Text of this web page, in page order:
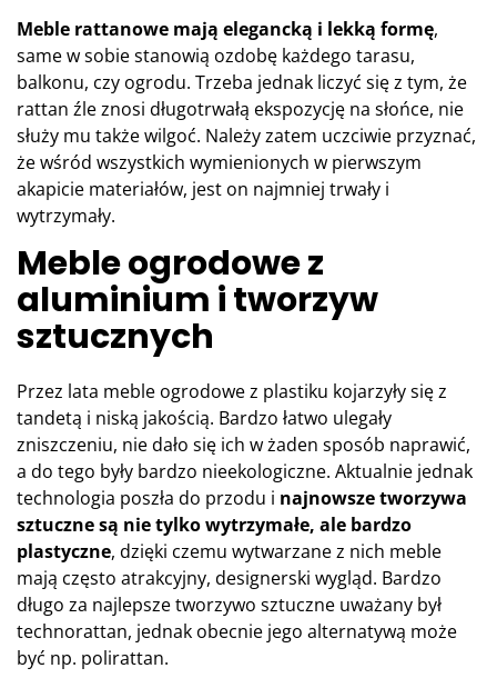
Meble rattanowe mają elegancką i lekką formę,
same w sobie stanowią ozdobę każdego tarasu,
balkonu, czy ogrodu. Trzeba jednak liczyć się z tym, że
rattan źle znosi długotrwałą ekspozycję na słońce, nie
służy mu także wilgoć. Należy zatem uczciwie przyznać,
że wśród wszystkich wymienionych w pierwszym
akapicie materiałów, jest on najmniej trwały i
wytrzymały.
Meble ogrodowe z
aluminium i tworzyw
sztucznych
Przez lata meble ogrodowe z plastiku kojarzyły się z
tandetą i niską jakością. Bardzo łatwo ulegały
zniszczeniu, nie dało się ich w żaden sposób naprawić,
a do tego były bardzo nieekologiczne. Aktualnie jednak
technologia poszła do przodu i najnowsze tworzywa
sztuczne są nie tylko wytrzymałe, ale bardzo
plastyczne, dzięki czemu wytwarzane z nich meble
mają często atrakcyjny, designerski wygląd. Bardzo
długo za najlepsze tworzywo sztuczne uważany był
technorattan, jednak obecnie jego alternatywą może
być np. polirattan.